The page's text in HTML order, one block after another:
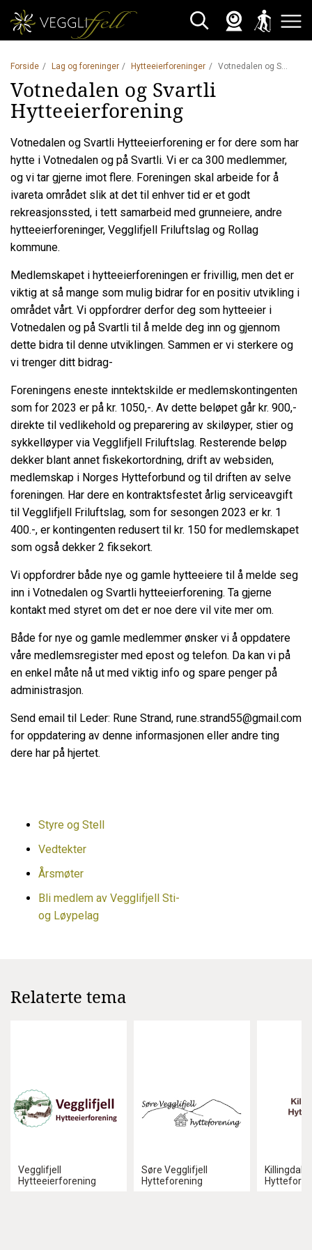
Søk WebkameraSkisporet
Åpne
Forside Lag og foreninger Hytteeierforeninger Votnedalen og Svartli Hytteeierforening
Votnedalen og Svartli
Hytteeierforening
Votnedalen og Svartli Hytteeierforening er for dere som har
hytte i Votnedalen og på Svartli. Vi er ca 300 medlemmer,
og vi tar gjerne imot flere. Foreningen skal arbeide for å
ivareta området slik at det til enhver tid er et godt
rekreasjonssted, i tett samarbeid med grunneiere, andre
hytteeierforeninger, Vegglifjell Friluftslag og Rollag
kommune.
Medlemskapet i hytteeierforeningen er frivillig, men det er
viktig at så mange som mulig bidrar for en positiv utvikling i
området vårt. Vi oppfordrer derfor deg som hytteeier i
Votnedalen og på Svartli til å melde deg inn og gjennom
dette bidra til denne utviklingen. Sammen er vi sterkere og
vi trenger ditt bidrag-
Foreningens eneste inntektskilde er medlemskontingenten
som for 2023 er på kr. 1050,-. Av dette beløpet går kr. 900,-
direkte til vedlikehold og preparering av skiløyper, stier og
sykkelløyper via Vegglifjell Friluftslag. Resterende beløp
dekker blant annet fiskekortordning, drift av websiden,
medlemskap i Norges Hytteforbund og til driften av selve
foreningen. Har dere en kontraktsfestet årlig serviceavgift
til Vegglifjell Friluftslag, som for sesongen 2023 er kr. 1
400.-, er kontingenten redusert til kr. 150 for medlemskapet
som også dekker 2 fiksekort.
Vi oppfordrer både nye og gamle hytteeiere til å melde seg
inn i Votnedalen og Svartli hytteeierforening. Ta gjerne
kontakt med styret om det er noe dere vil vite mer om.
Både for nye og gamle medlemmer ønsker vi å oppdatere
våre medlemsregister med epost og telefon. Da kan vi på
en enkel måte nå ut med viktig info og spare penger på
administrasjon.
Send email til Leder: Rune Strand, rune.strand55@gmail.com
for oppdatering av denne informasjonen eller andre ting
dere har på hjertet.
Styre og Stell
Vedtekter
Årsmøter
Bli medlem av Vegglifjell Sti-
og Løypelag
Relaterte tema
Vegglifjell
Hytteeierforening
Søre Vegglifjell
Hytteforening